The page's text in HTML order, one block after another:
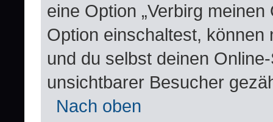
eine Option „Verbirg
Option einschaltest, können
und du selbst deinen
unsichtbarer Besucher
Nach oben